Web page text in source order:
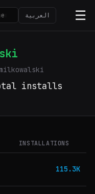
العربية ☰
installs
INSTALLATIONS
115.3K